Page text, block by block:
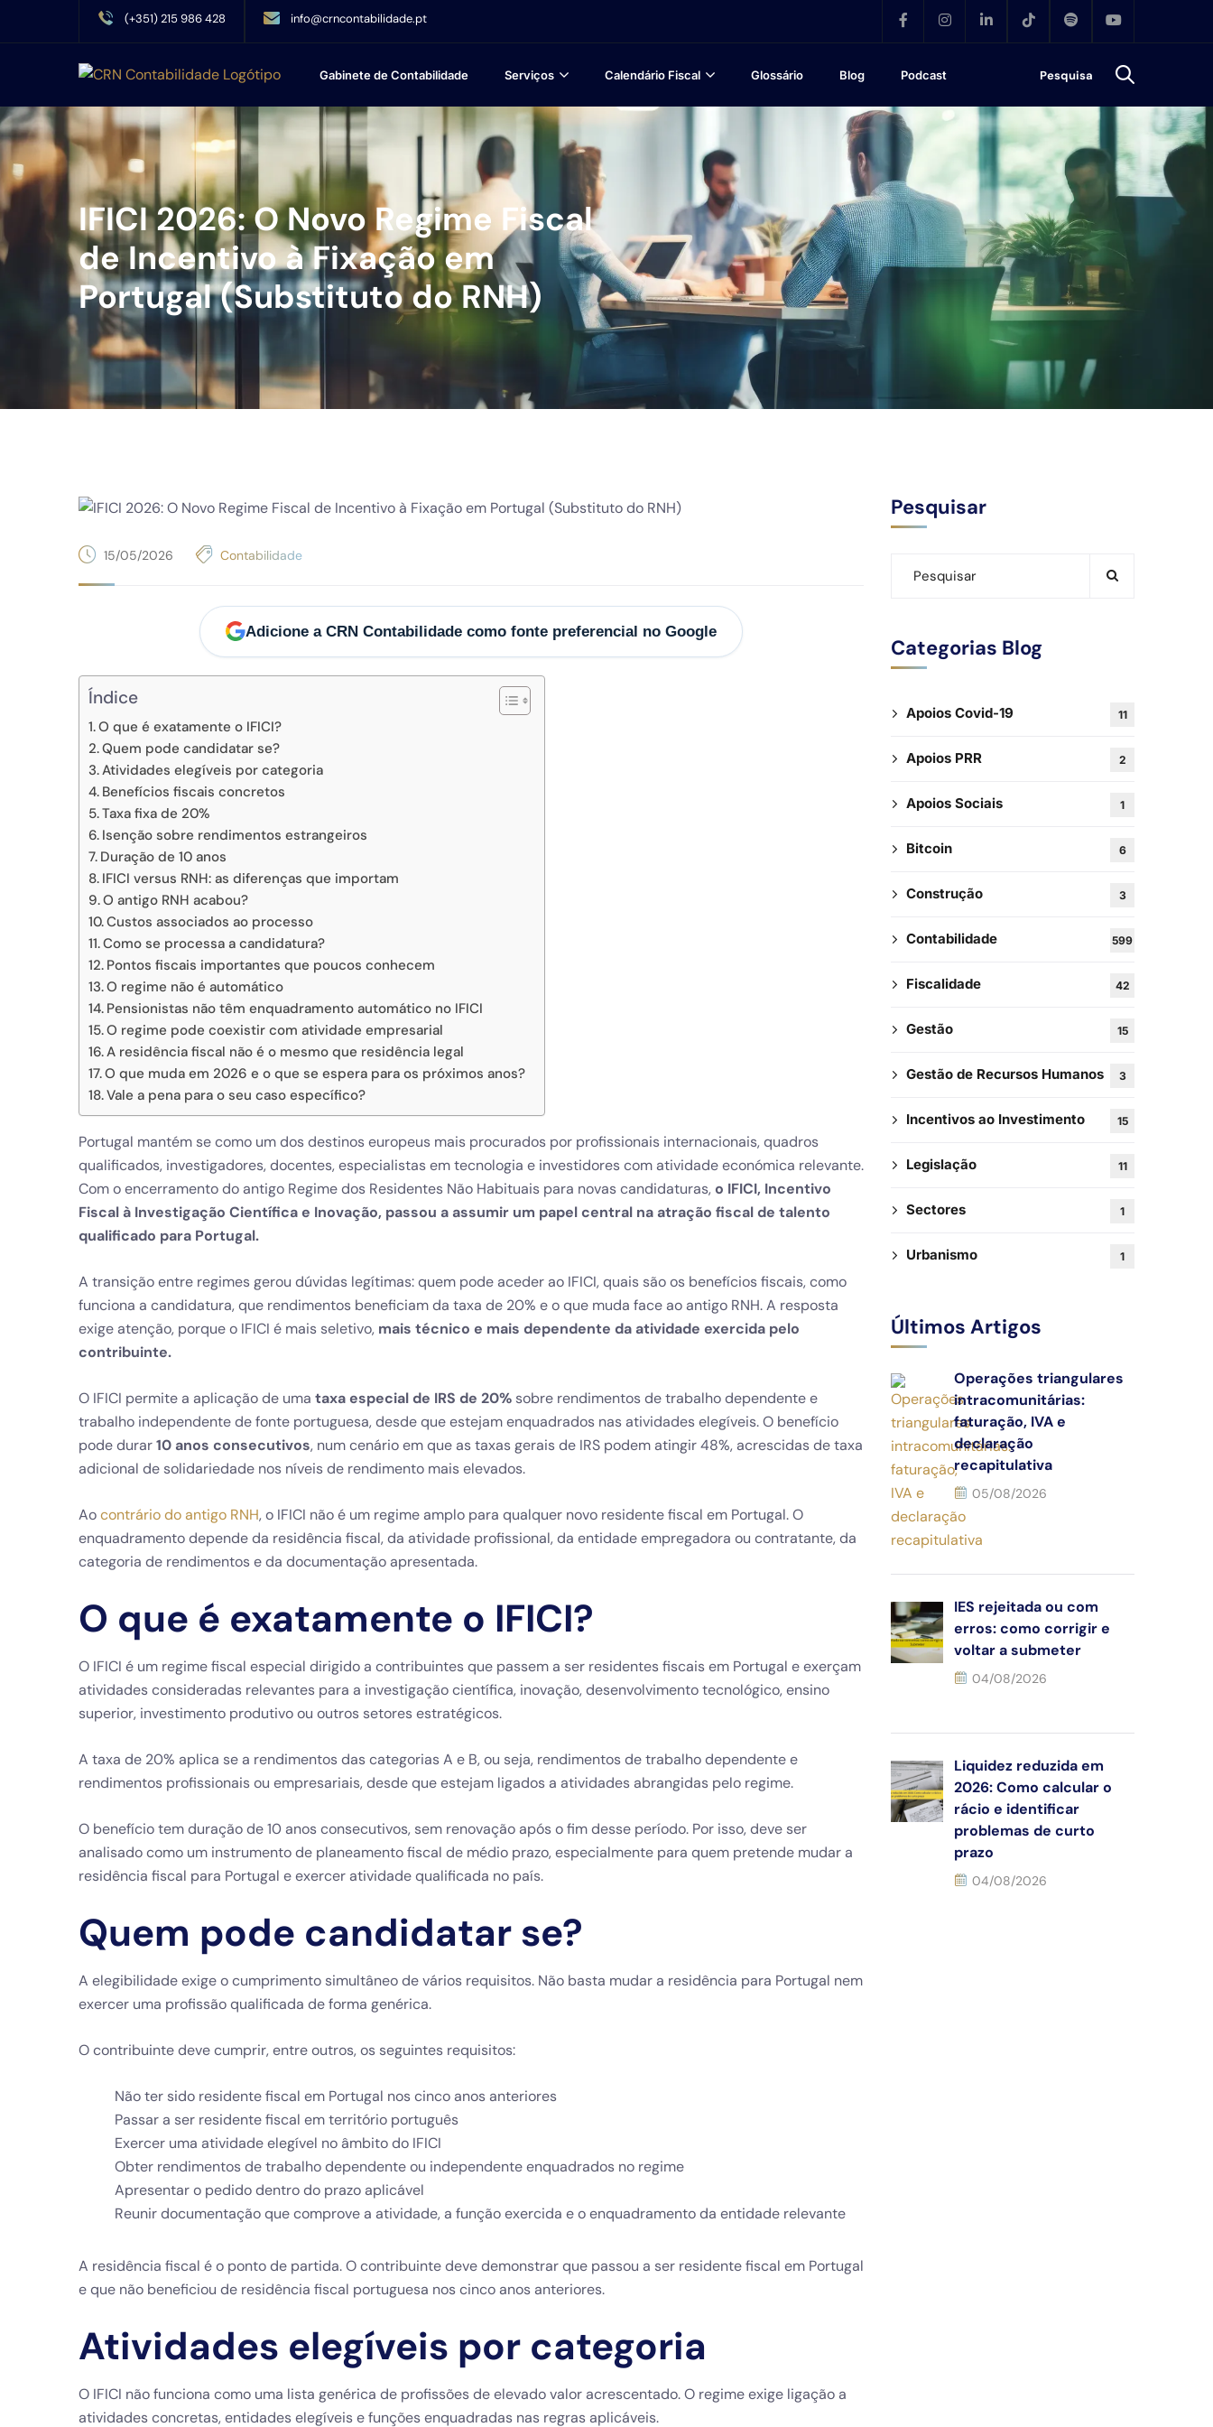
(+351) 215 986 428 info@crncontabilidade.pt
Gabinete de Contabilidade Serviços Calendário Fiscal Glossário Blog Podcast
IFICI 2026: O Novo Regime Fiscal
de Incentivo à Fixação em
Portugal (Substituto do RNH)
15/05/2026 Contabilidade
Adicione a CRN Contabilidade como fonte preferencial no Google
Índice
O que é exatamente o IFICI?
Quem pode candidatar se?
Atividades elegíveis por categoria
Benefícios fiscais concretos
Taxa fixa de 20%
Isenção sobre rendimentos estrangeiros
Duração de 10 anos
IFICI versus RNH: as diferenças que importam
O antigo RNH acabou?
Custos associados ao processo
Como se processa a candidatura?
Pontos fiscais importantes que poucos conhecem
O regime não é automático
Pensionistas não têm enquadramento automático no IFICI
O regime pode coexistir com atividade empresarial
A residência fiscal não é o mesmo que residência legal
O que muda em 2026 e o que se espera para os próximos anos?
Vale a pena para o seu caso específico?
Portugal mantém se como um dos destinos europeus mais procurados por profissionais internacionais, quadros
qualificados, investigadores, docentes, especialistas em tecnologia e investidores com atividade económica relevante.
Com o encerramento do antigo Regime dos Residentes Não Habituais para novas candidaturas, o IFICI, Incentivo
Fiscal à Investigação Científica e Inovação, passou a assumir um papel central na atração fiscal de talento
qualificado para Portugal.
A transição entre regimes gerou dúvidas legítimas: quem pode aceder ao IFICI, quais são os benefícios fiscais, como
funciona a candidatura, que rendimentos beneficiam da taxa de 20% e o que muda face ao antigo RNH. A resposta
exige atenção, porque o IFICI é mais seletivo, mais técnico e mais dependente da atividade exercida pelo
contribuinte.
O IFICI permite a aplicação de uma taxa especial de IRS de 20% sobre rendimentos de trabalho dependente e
trabalho independente de fonte portuguesa, desde que estejam enquadrados nas atividades elegíveis. O benefício
pode durar10 anos consecutivos, num cenário em que as taxas gerais de IRS podem atingir 48%, acrescidas de taxa
adicional de solidariedade nos níveis de rendimento mais elevados.
Aocontrário do antigo RNH, o IFICI não é um regime amplo para qualquer novo residente fiscal em Portugal. O
enquadramento depende da residência fiscal, da atividade profissional, da entidade empregadora ou contratante, da
categoria de rendimentos e da documentação apresentada.
O que é exatamente o IFICI?
O IFICI é um regime fiscal especial dirigido a contribuintes que passem a ser residentes fiscais em Portugal e exerçam
atividades consideradas relevantes para a investigação científica, inovação, desenvolvimento tecnológico, ensino
superior, investimento produtivo ou outros setores estratégicos.
A taxa de 20% aplica se a rendimentos das categorias A e B, ou seja, rendimentos de trabalho dependente e
rendimentos profissionais ou empresariais, desde que estejam ligados a atividades abrangidas pelo regime.
O benefício tem duração de 10 anos consecutivos, sem renovação após o fim desse período. Por isso, deve ser
analisado como um instrumento de planeamento fiscal de médio prazo, especialmente para quem pretende mudar a
residência fiscal para Portugal e exercer atividade qualificada no país.
Quem pode candidatar se?
A elegibilidade exige o cumprimento simultâneo de vários requisitos. Não basta mudar a residência para Portugal nem
exercer uma profissão qualificada de forma genérica.
O contribuinte deve cumprir, entre outros, os seguintes requisitos:
Não ter sido residente fiscal em Portugal nos cinco anos anteriores
Passar a ser residente fiscal em território português
Exercer uma atividade elegível no âmbito do IFICI
Obter rendimentos de trabalho dependente ou independente enquadrados no regime
Apresentar o pedido dentro do prazo aplicável
Reunir documentação que comprove a atividade, a função exercida e o enquadramento da entidade relevante
A residência fiscal é o ponto de partida. O contribuinte deve demonstrar que passou a ser residente fiscal em Portugal
e que não beneficiou de residência fiscal portuguesa nos cinco anos anteriores.
Atividades elegíveis por categoria
O IFICI não funciona como uma lista genérica de profissões de elevado valor acrescentado. O regime exige ligação a
atividades concretas, entidades elegíveis e funções enquadradas nas regras aplicáveis.
Pesquisar
Categorias Blog
Apoios Covid-19 11
Apoios PRR 2
Apoios Sociais 1
Bitcoin 6
Construção 3
Contabilidade 599
Fiscalidade 42
Gestão 15
Gestão de Recursos Humanos 3
Incentivos ao Investimento 15
Legislação 11
Sectores 1
Urbanismo 1
Últimos Artigos
Operações triangulares
intracomunitárias:
faturação, IVA e
declaração
recapitulativa
05/08/2026
IES rejeitada ou com
erros: como corrigir e
voltar a submeter
04/08/2026
Liquidez reduzida em
2026: Como calcular o
rácio e identificar
problemas de curto
prazo
04/08/2026